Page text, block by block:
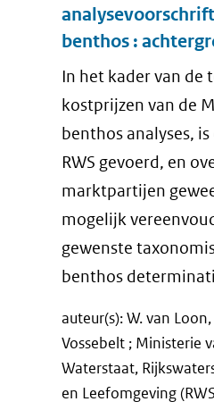
benthos :
In het kader van de
kostprijzen van de
benthos analyses,
RWS gevoerd, en
marktpartijen
mogelijk
gewenste
benthos
auteur(s): W. van Loon,
Vossebelt ; Ministerie
Waterstaat,
en Leefomgeving